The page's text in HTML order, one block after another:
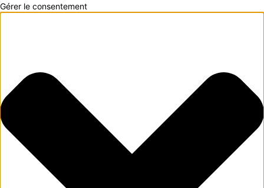
Gérer le consentement